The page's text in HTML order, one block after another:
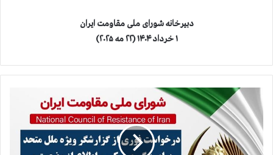
دبیرخانه شورای ملی مقاومت ایران
۱ خرداد ۱۴۰۴ (۲۲ مه ۲۰۲۵)
ر
خ
و
ا